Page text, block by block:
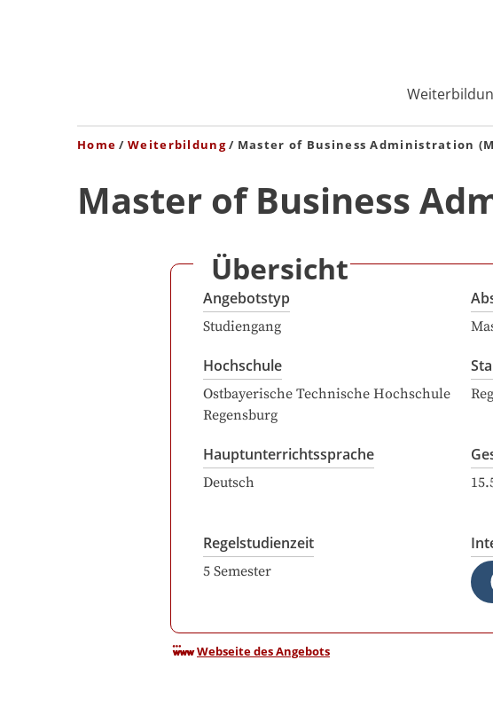
Home Weiterbildung Master of Business Administration
Master of Business
Übersicht
Angebotstyp
Studiengang
Hochschule
Ostbayerische Technische Hochschule
Regensburg
Hauptunterrichtssprache
Deutsch
Regelstudienzeit
5 Semester
Webseite des Angebots